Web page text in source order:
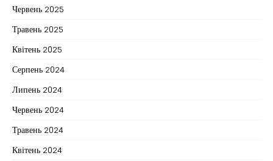
Червень 2025
Травень 2025
Квітень 2025
Серпень 2024
Липень 2024
Червень 2024
Травень 2024
Квітень 2024